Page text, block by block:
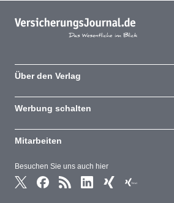
Besuchen Sie uns auch hier
Über den Verlag
Werbung schalten
Mitarbeiten